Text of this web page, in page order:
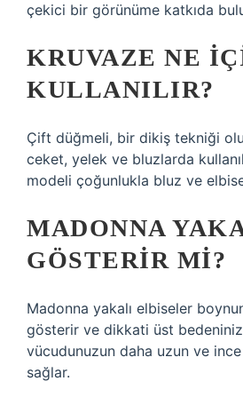
çekici bir görünüme katkıda
KRUVAZE NE
KULLANILIR?
Çift düğmeli, bir dikiş tekniği
ceket, yelek ve bluzlarda
modeli çoğunlukla bluz ve
MADONNA
GÖSTERIR MI?
Madonna yakalı elbiseler
gösterir ve dikkati üst
vücudunuzun daha uzun ve
sağlar.